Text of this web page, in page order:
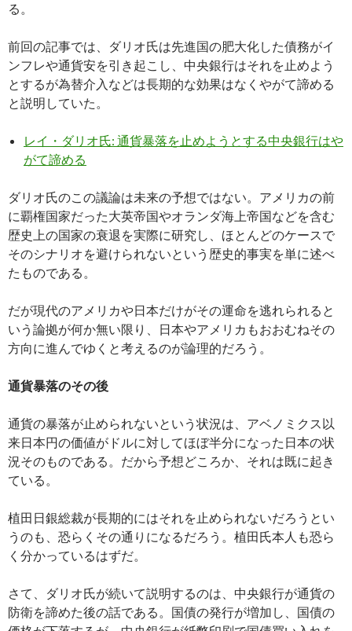
る。
前回の記事では、ダリオ氏は先進国の肥大化した債務がイ
ンフレや通貨安を引き起こし、中央銀行はそれを止めよう
とするが為替介入などは長期的な効果はなくやがて諦める
と説明していた。
レイ・ダリオ氏: 通貨暴落を止めようとする中央銀行はや
がて諦める
ダリオ氏のこの議論は未来の予想ではない。アメリカの前
に覇権国家だった大英帝国やオランダ海上帝国などを含む
歴史上の国家の衰退を実際に研究し、ほとんどのケースで
そのシナリオを避けられないという歴史的事実を単に述べ
たものである。
だが現代のアメリカや日本だけがその運命を逃れられると
いう論拠が何か無い限り、日本やアメリカもおおむねその
方向に進んでゆくと考えるのが論理的だろう。
通貨暴落のその後
通貨の暴落が止められないという状況は、アベノミクス以
来日本円の価値がドルに対してほぼ半分になった日本の状
況そのものである。だから予想どころか、それは既に起き
ている。
植田日銀総裁が長期的にはそれを止められないだろうとい
うのも、恐らくその通りになるだろう。植田氏本人も恐ら
く分かっているはずだ。
さて、ダリオ氏が続いて説明するのは、中央銀行が通貨の
防衛を諦めた後の話である。国債の発行が増加し、国債の